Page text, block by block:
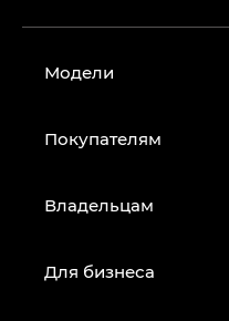
Модели
Покупателям
Владельцам
Для бизнеса